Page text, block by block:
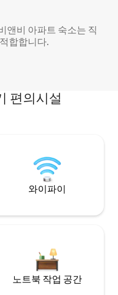
앤비 아파트 숙소는 직
합합니다.
편의시설
와이파이
노트북 작업 공간